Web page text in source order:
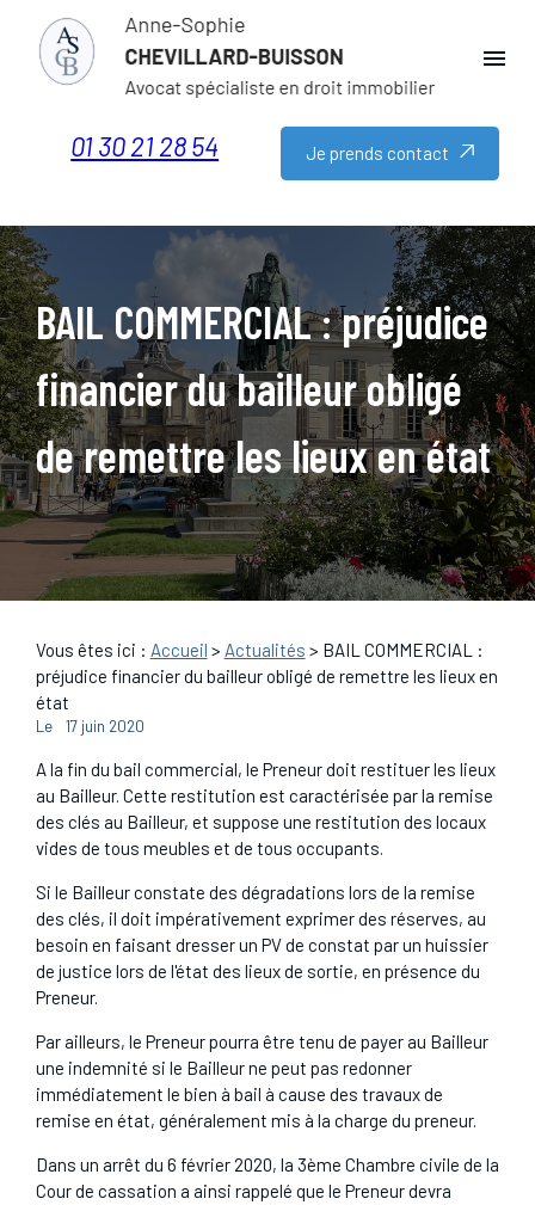
menu
01 30 21 28 54 Je prends contact
BAIL COMMERCIAL : préjudice
financier du bailleur obligé
de remettre les lieux en état
Vous êtes ici : Accueil > Actualités > BAIL COMMERCIAL :
préjudice financier du bailleur obligé de remettre les lieux en
état
Le 17 juin 2020
A la fin du bail commercial, le Preneur doit restituer les lieux
au Bailleur. Cette restitution est caractérisée par la remise
des clés au Bailleur, et suppose une restitution des locaux
vides de tous meubles et de tous occupants.
Si le Bailleur constate des dégradations lors de la remise
des clés, il doit impérativement exprimer des réserves, au
besoin en faisant dresser un PV de constat par un huissier
de justice lors de l'état des lieux de sortie, en présence du
Preneur.
Par ailleurs, le Preneur pourra être tenu de payer au Bailleur
une indemnité si le Bailleur ne peut pas redonner
immédiatement le bien à bail à cause des travaux de
remise en état, généralement mis à la charge du preneur.
Dans un arrêt du 6 février 2020, la 3ème Chambre civile de la
Cour de cassation a ainsi rappelé que le Preneur devra
Panneau de gestion des cookies